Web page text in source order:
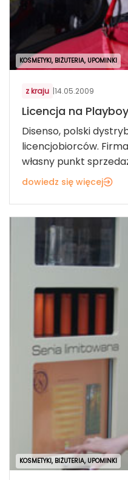
KOSMETYKI, BIŻUTERIA, UPOMINKI
z kraju |14.05.2009
Licencja na
Disenso, polski
licencjobiorców.
własny punkt
dowiedz się więcej
KOSMETYKI, BIŻUTERIA, UPOMINKI